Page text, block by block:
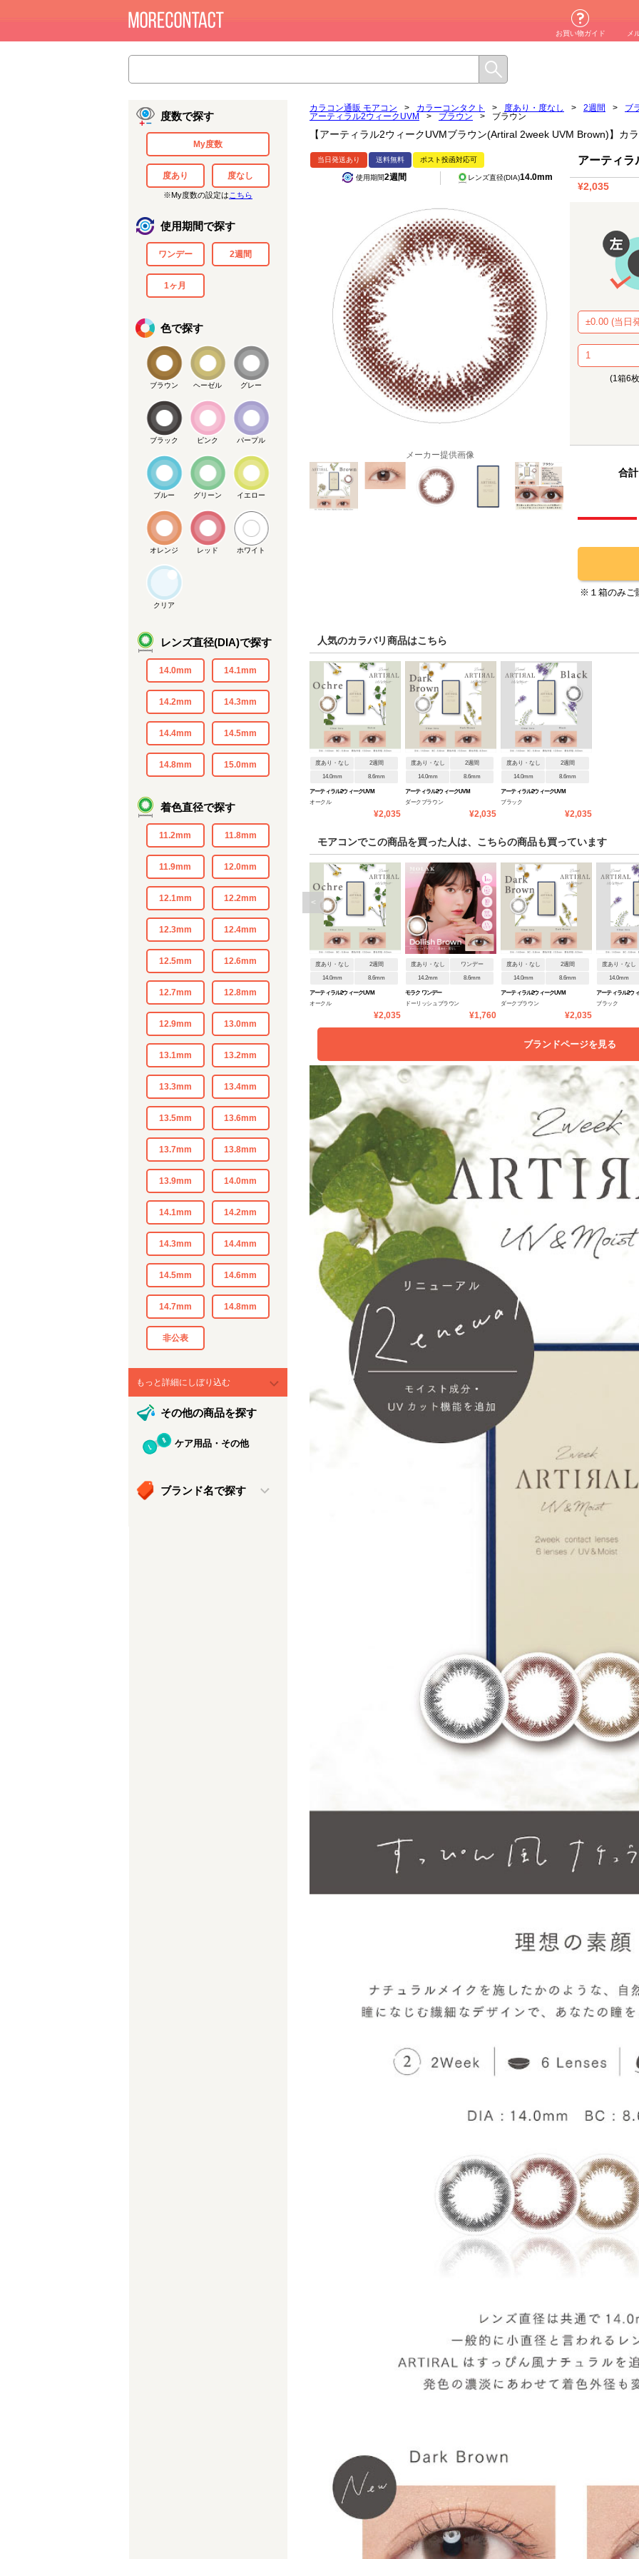
お買い物ガイド メ
度数で探す
My度数
度あり 度なし
※My度数の設定は こちら
使用期間で探す
ワンデー 2週間
1ヶ月
色で探す
ブラウン ヘーゼル グレー
ブラック ピンク パープル
ブルー グリーン イエロー
オレンジ レッド ホワイト
クリア
レンズ直径(DIA)で探す
14.0mm 14.1mm
14.2mm 14.3mm
14.4mm 14.5mm
14.8mm 15.0mm
着色直径で探す
11.2mm 11.8mm
11.9mm 12.0mm
12.1mm 12.2mm
12.3mm 12.4mm
12.5mm 12.6mm
12.7mm 12.8mm
12.9mm 13.0mm
13.1mm 13.2mm
13.3mm 13.4mm
13.5mm 13.6mm
13.7mm 13.8mm
13.9mm 14.0mm
14.1mm 14.2mm
14.3mm 14.4mm
14.5mm 14.6mm
14.7mm 14.8mm
非公表
もっと詳細にしぼり込む
その他の商品を探す
ケア用品・その他
ブランド名で探す
カラコン通販 モアコン > カラーコンタクト > 度あり・度なし > 2週間 >
ブ
アーティラル2ウィークUVM
> ブラウン > ブラウン
【アーティラル2ウィークUVMブラウン(Artiral 2week UVM Brown)】カ
当日発送あり 送料無料 ポスト投函対応可
使用期間2週間 レンズ直径(DIA)14.0mm
メーカー提供画像 メーカー提供画像
アーティラ
¥2,035
(1箱6
合
※１箱のみご
人気のカラバリ商品はこちら
度あり・なし 2週間
14.0mm 8.6mm
アーティラル2ウィークUVM
オークル
¥2,035
度あり・なし 2週間
14.0mm 8.6mm
アーティラル2ウィークUVM
ダークブラウン
¥2,035
度あり・なし 2週間
14.0mm 8.6mm
アーティラル2ウィークUVM
ブラック
¥2,035
モアコンでこの商品を買った人は、こちらの商品も買っています
度あり・なし 2週間
14.0mm 8.6mm
アーティラル2ウィークUVM
オークル
¥2,035
度あり・なし ワンデー
14.2mm 8.6mm
モラク ワンデー
ドーリッシュブラウン
¥1,760
度あり・なし 2週間
14.0mm 8.6mm
アーティラル2ウィークUVM
ダークブラウン
¥2,035
度あり・なし
14.0mm
アーティラル2ウ
ブラック
<
ブランドページを見る